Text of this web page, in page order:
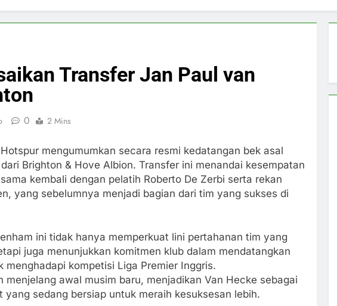
Transfer Jan Paul van
0 2 Mins
mengumumkan secara resmi kedatangan bek asal
Brighton & Hove Albion. Transfer ini menandai kesempatan
kembali dengan pelatih Roberto De Zerbi serta rekan
yang sebelumnya menjadi bagian dari tim yang sukses di
ini tidak hanya memperkuat lini pertahanan tim yang
juga menunjukkan komitmen klub dalam mendatangkan
menghadapi kompetisi Liga Premier Inggris.
menjelang awal musim baru, menjadikan Van Hecke sebagai
sedang bersiap untuk meraih kesuksesan lebih.